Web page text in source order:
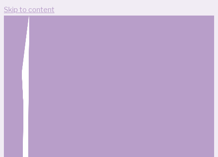
Skip to content